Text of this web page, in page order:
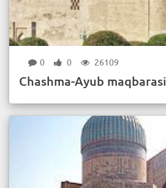
0 0 26109
Chashma-Ayub maqbarasi